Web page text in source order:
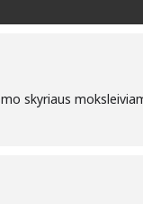
skyriaus